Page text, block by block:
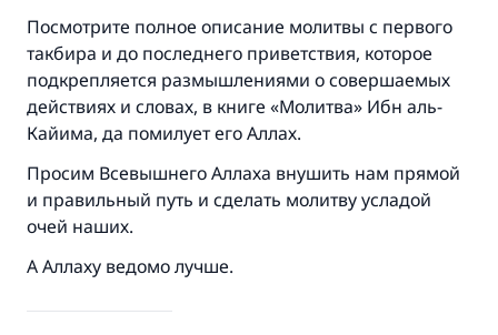
Посмотрите полное описание молитвы с первого
такбира и до последнего приветствия, которое
подкрепляется размышлениями о совершаемых
действиях и словах, в книге «Молитва» Ибн аль-
Кайима, да помилует его Аллах.
Просим Всевышнего Аллаха внушить нам прямой
и правильный путь и сделать молитву усладой
очей наших.
А Аллаху ведомо лучше.